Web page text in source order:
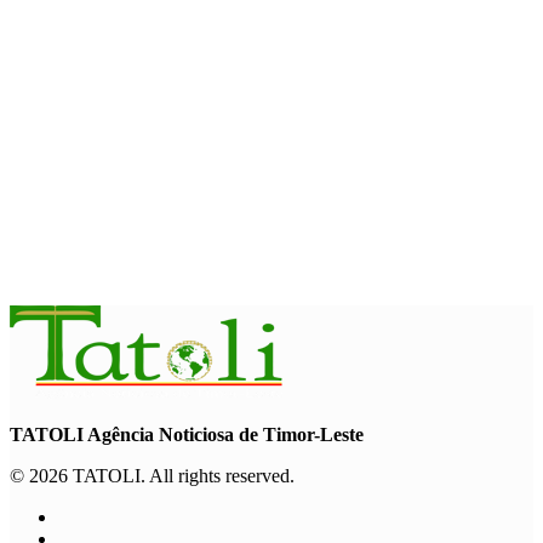
TATOLI Agência Noticiosa de Timor-Leste
© 2026 TATOLI. All rights reserved.